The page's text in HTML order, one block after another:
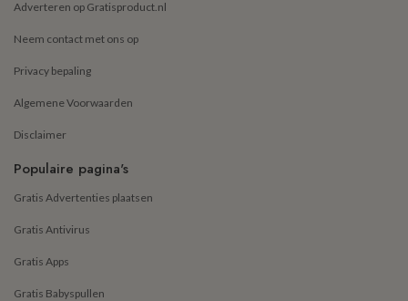
Adverteren op Gratisproduct.nl
Neem contact met ons op
Privacy bepaling
Algemene Voorwaarden
Disclaimer
Populaire pagina's
Gratis Advertenties plaatsen
Gratis Antivirus
Gratis Apps
Gratis Babyspullen